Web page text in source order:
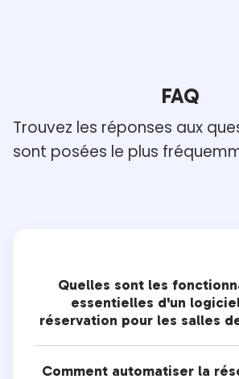
FAQ
Trouvez les réponses aux
sont posées le plus
Quelles sont les
essentielles d'un
réservation pour les salles
Comment automatiser la